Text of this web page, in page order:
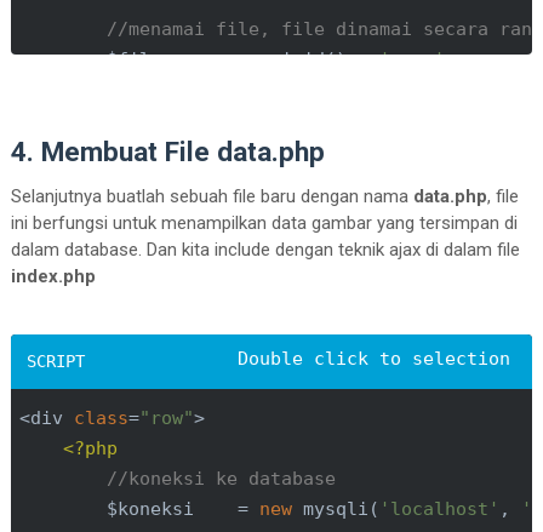
email = $( '#email' ).val();
                image = data_uri;
            });
//mengirimkan data ke file
            $.ajax({
                url:
                data: {
                    email: email,
                    image: image
                },
                success:
function ( ) {
//menamai file, file dinamai secara
        $file       = uniqid() .
'.png';
file_put_contents(UPLOAD_DIR.$file,
//memasukkan data ke dalam tabel biodata
        mysqli_query($koneksi,
"insert into
?>
4. Membuat File data.php
Selanjutnya buatlah sebuah file baru dengan nama data.php, file
ini berfungsi untuk menampilkan data gambar yang tersimpan di
dalam database. Dan kita include dengan teknik ajax di dalam file
index.php
<div class="row"
<?php
//koneksi ke database
$koneksi    = new mysqli( 'localhost' ,